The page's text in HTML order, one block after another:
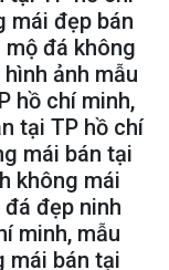
mái đẹp bán
đá không
ảnh mẫu
hồ chí minh,
tại TP hồ chí
mái bán tại
không mái
đẹp ninh
minh, mẫu
mái bán tại